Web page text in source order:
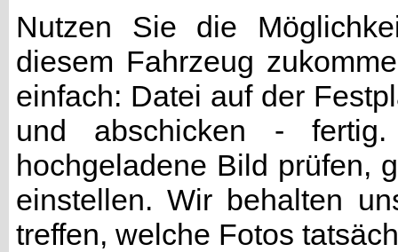
Nutzen Sie die
diesem Fahrzeug
einfach: Datei auf der
und abschicken -
hochgeladene Bild prüfen,
einstellen. Wir behalten
treffen, welche Fotos